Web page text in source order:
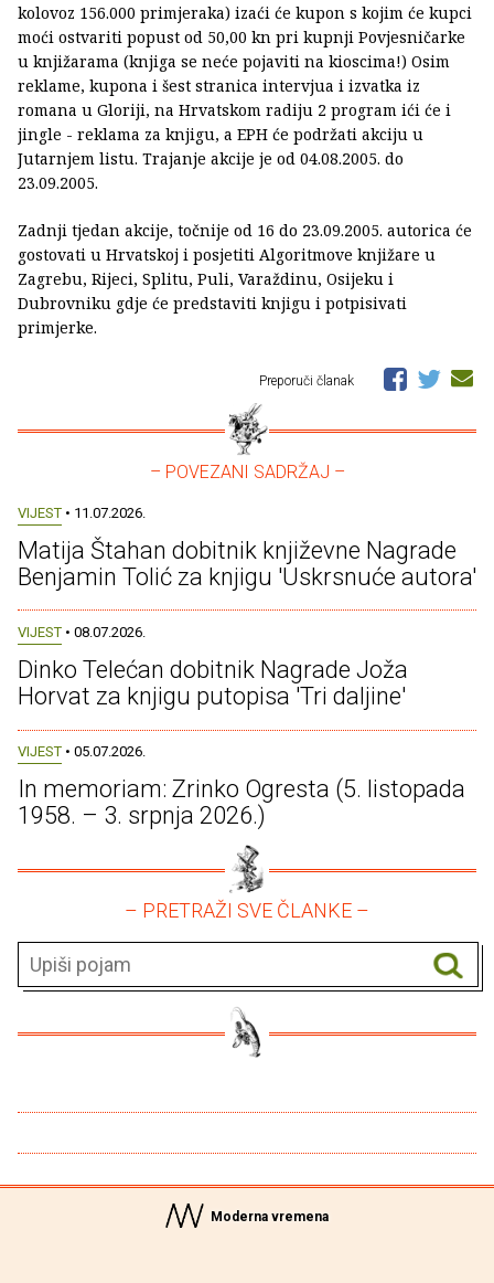
kolovoz 156.000 primjeraka) izaći će kupon s kojim će kupci
moći ostvariti popust od 50,00 kn pri kupnji Povjesničarke
u knjižarama (knjiga se neće pojaviti na kioscima!) Osim
reklame, kupona i šest stranica intervjua i izvatka iz
romana u Gloriji, na Hrvatskom radiju 2 program ići će i
jingle - reklama za knjigu, a EPH će podržati akciju u
Jutarnjem listu. Trajanje akcije je od 04.08.2005. do
23.09.2005.
Zadnji tjedan akcije, točnije od 16 do 23.09.2005. autorica će
gostovati u Hrvatskoj i posjetiti Algoritmove knjižare u
Zagrebu, Rijeci, Splitu, Puli, Varaždinu, Osijeku i
Dubrovniku gdje će predstaviti knjigu i potpisivati
primjerke.
Preporuči članak
– POVEZANI SADRŽAJ –
VIJEST • 11.07.2026.
Matija Štahan dobitnik književne Nagrade
Benjamin Tolić za knjigu 'Uskrsnuće autora'
VIJEST • 08.07.2026.
Dinko Telećan dobitnik Nagrade Joža
Horvat za knjigu putopisa 'Tri daljine'
VIJEST • 05.07.2026.
In memoriam: Zrinko Ogresta (5. listopada
1958. – 3. srpnja 2026.)
– PRETRAŽI SVE ČLANKE –
Moderna vremena